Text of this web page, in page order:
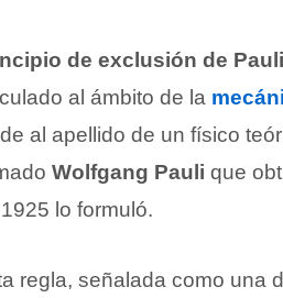
de exclusión de Pauli
al ámbito de la
al apellido de un físico
Wolfgang Pauli que
lo formuló.
regla, señalada como una